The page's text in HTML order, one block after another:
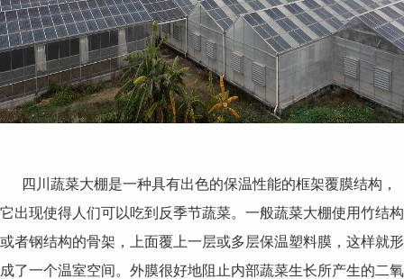
四川蔬菜大棚是一种具有出色的保温性能的框架覆膜结构，
它出现使得人们可以吃到反季节蔬菜。一般蔬菜大棚使用竹结构
或者钢结构的骨架，上面覆上一层或多层保温塑料膜，这样就形
成了一个温室空间。外膜很好地阻止内部蔬菜生长所产生的二氧